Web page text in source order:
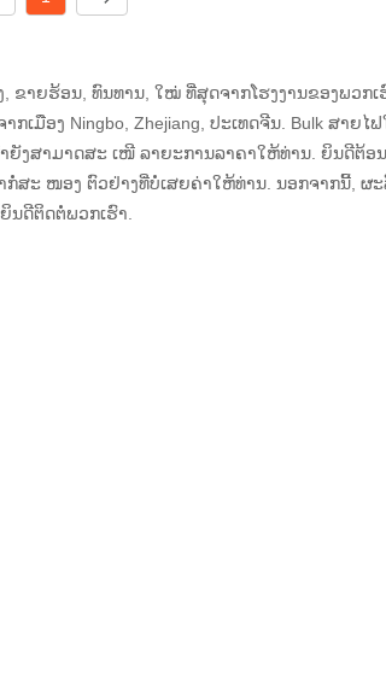
າຍຮ້ອນ, ທົນທານ, ໃໝ່ ທີ່ສຸດຈາກໂຮງງານຂອງພວກເ
ເມືອງ Ningbo, Zhejiang, ປະເທດຈີນ. Bulk ສາຍໄ
ຍັງສາມາດສະ ເໜີ ລາຍະການລາຄາໃຫ້ທ່ານ. ຍິນດີຕ້
ກໍ່ສະ ໜອງ ຕົວຢ່າງທີ່ບໍ່ເສຍຄ່າໃຫ້ທ່ານ. ນອກຈາກນີ້, ຜ
ດີຕິດຕໍ່ພວກເຮົາ.